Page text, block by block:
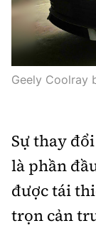
Geely Coolray
Sự thay
là phần
được tái
trọn cản